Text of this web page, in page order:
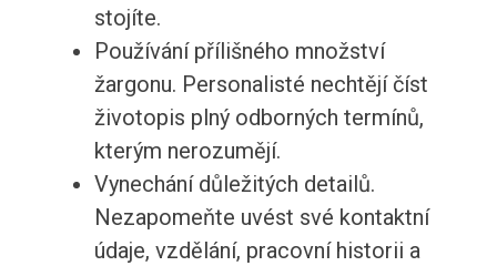
stojíte.
Používání přílišného množství
žargonu. Personalisté nechtějí číst
životopis plný odborných termínů,
kterým nerozumějí.
Vynechání důležitých detailů.
Nezapomeňte uvést své kontaktní
údaje, vzdělání, pracovní historii a